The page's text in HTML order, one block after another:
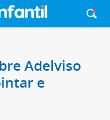
Adelviso
e